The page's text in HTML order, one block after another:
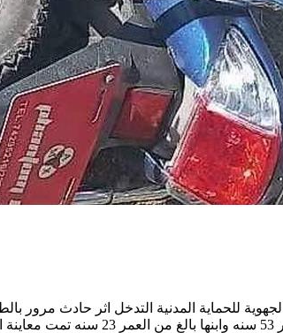
الجهوية للحماية المدنية التدخل اثر
أسفر عن وفاه كل من